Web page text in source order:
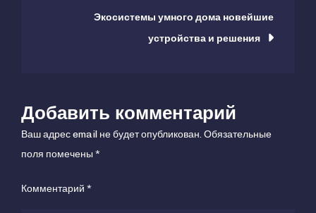
записям
Экосистемы умного дома новейшие
устройства и решения
Добавить комментарий
Ваш адрес email не будет опубликован.Обязательные
поля помечены *
Комментарий *